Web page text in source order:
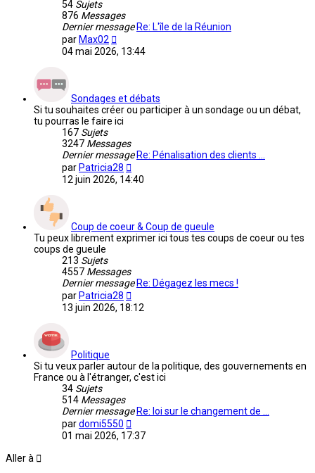
54 Sujets
876 Messages
Dernier messageRe: L'île de la Réunion
parMax02
le
dernier
04 mai 2026, 13:44
Sondages et débats
Si tu souhaites créer ou participer à un sondage ou un débat,
tu pourras le faire ici
167 Sujets
3247 Messages
Dernier messageRe: Pénalisation des clients …
parPatricia28
le
12 juin 2026, 14:40
Coup de coeur & Coup de gueule
Tu peux librement exprimer ici tous tes coups de coeur ou tes
coups de gueule
213 Sujets
4557 Messages
Dernier messageRe: Dégagez les mecs !
parPatricia28
le
13 juin 2026, 18:12
Politique
Si tu veux parler autour de la politique, des gouvernements en
France ou à l'étranger, c'est ici
34 Sujets
514 Messages
Dernier messageRe: loi sur le changement de …
pardomi5550
le
01 mai 2026, 17:37
Aller à